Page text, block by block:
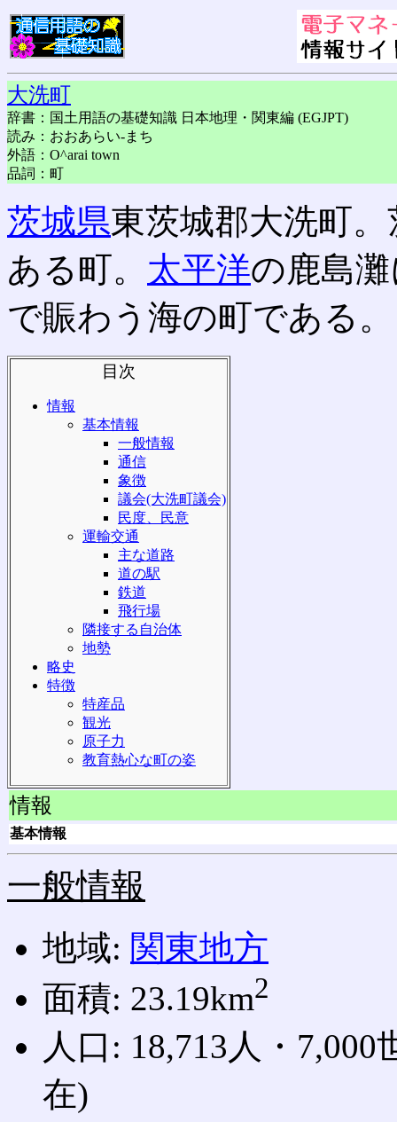
大洗町
辞書：国土用語の基礎知識 日本地理・関東編 (EGJPT)
読み：おおあらい-まち
外語：O^arai town
品詞：町
茨城県東茨城郡大洗町
ある町。 太平洋の鹿島
で賑わう海の町である。
目次
情報
基本情報
一般情報
通信
象徴
議会(大洗町議会)
民度、民意
運輸交通
主な道路
道の駅
鉄道
飛行場
隣接する自治体
地勢
略史
特徴
特産品
観光
原子力
教育熱心な町の姿
情報
基本情報
一般情報
地域: 関東地方
面積: 23.19km2
人口: 18,713人・7,000
在)